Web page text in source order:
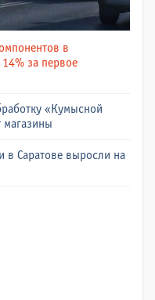
в
за первое
«Кумысной
магазины
в Саратове выросли на